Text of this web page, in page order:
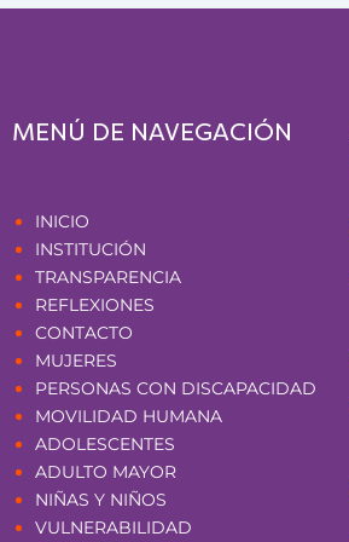
MENÚ DE NAVEGACIÓN
INICIO
INSTITUCIÓN
TRANSPARENCIA
REFLEXIONES
CONTACTO
MUJERES
PERSONAS CON DISCAPACIDAD
MOVILIDAD HUMANA
ADOLESCENTES
ADULTO MAYOR
NIÑAS Y NIÑOS
VULNERABILIDAD